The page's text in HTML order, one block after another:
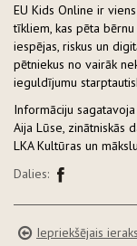
EU Kids Online ir
tīkliem, kas pēta
iespējas, riskus un
pētniekus no vairāk
ieguldījumu
Informāciju sagatavoja
Aija Lūse, zinātniskās
LKA Kultūras un
Dalies:
Iepriekšējais